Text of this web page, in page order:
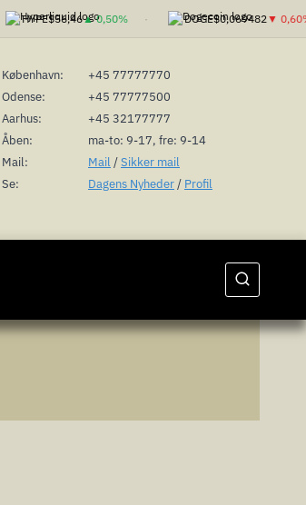
HYPE$56,46▲ 0,50% DOGE$0,069482▼ 0,60%
København:
+45 77777770
Odense:
+45 77777500
Aarhus:
+45 32177777
Åben:
ma-to: 9-17, fre: 9-14
Mail:
Mail /Sikker mail
Se:
Dagens Nyheder/ Profil